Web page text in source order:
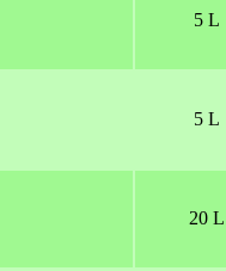
5 L
5 L
20 L